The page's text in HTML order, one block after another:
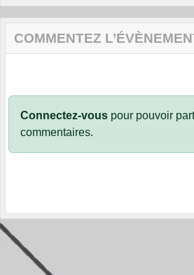
COMMENTEZ
Connectez-vous pour pouvoir
commentaires.